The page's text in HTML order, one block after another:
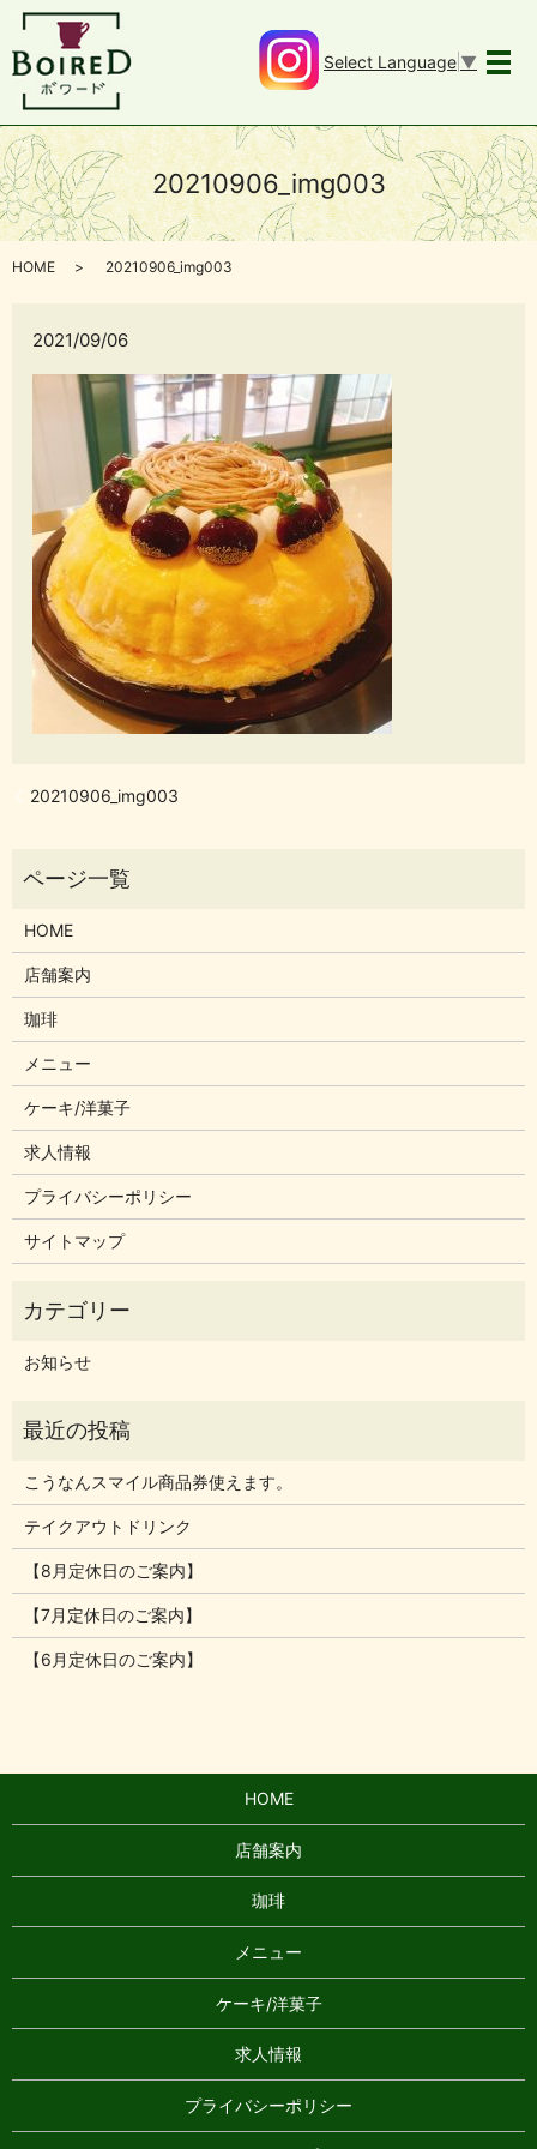
メ
Select Language ▼
20210906_img003
HOME 20210906_img003
2021/09/06
20210906_img003
HOME
店舗案内
珈琲
メニュー
ケーキ/洋菓子
求人情報
プライバシーポリシー
サイトマップ
お知らせ
こうなんスマイル商品券使えます。
テイクアウトドリンク
【8月定休日のご案内】
【7月定休日のご案内】
【6月定休日のご案内】
HOME
店舗案内
珈琲
メニュー
ケーキ/洋菓子
求人情報
プライバシーポリシー